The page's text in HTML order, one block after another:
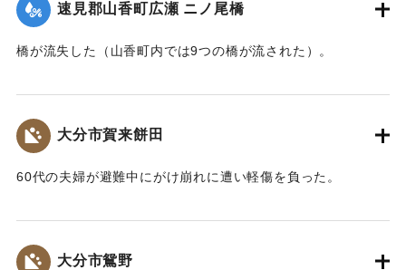
速見郡山香町広瀬 ニノ尾橋
橋が流失した（山香町内では9つの橋が流された）。
｜固有コード:
大分市賀来餅田
60代の夫婦が避難中にがけ崩れに遭い軽傷を負った。
｜固有コード:00857028
大分市鴛野